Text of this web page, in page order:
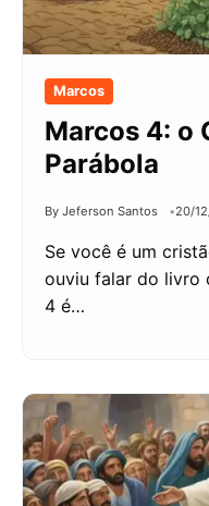
Marcos
Marcos 4: o
Parábola
By Jeferson Santos 20/
Se você é um
ouviu falar do livro
4 é…